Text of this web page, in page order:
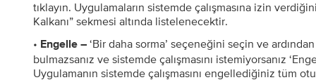
tıklayın. Uygulamaların sistemde çalışmasına izin
Kalkanı” sekmesi altında listelenecektir.
• Engelle – ‘Bir daha sorma’ seçeneğini seçin ve
bulmazsanız ve sistemde çalışmasını istemiyorsanız
Uygulamanın sistemde çalışmasını engellediğiniz tüm